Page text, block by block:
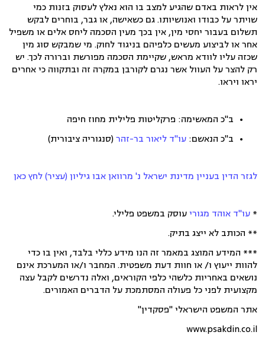
אין לראות באדם שהגיע למצב בו הוא נאלץ לעסוק בזנות כמי
שויתר על כבודו ואנושיותו. גם כשאישה, או גבר, בוחרים לבקש
תשלום בעבור יחסי מין, אין בכך מעין הסכמה ליחס אלים או משפיל
אחר או לביצוע מעשים כלפיהם בניגוד לחוק. מי שמבקש סוג מין
שכזה עליו לוודא מראש, שקיימת הסכמה מפורשת וברורה לכך. יש
רק להצר על העוול אשר נגרם לקורבן במקרה זה ובתקווה כי אחרים
יראו ויראו.
ב"כ המאשימה: פרקליטות פלילית מחוז חיפה
ב"כ הנאשם: עו"ד ליאור בר-זהר(סנגוריה ציבורית)
לגזר הדין בעניין מדינת ישראל נ' מרוואן אבו גיליון (עציר) לחץ כאן
* עו"ד אוהד מגוריעוסק במשפט פלילי.
** הכותב לא ייצג בתיק.
*** המידע המוצג במאמר זה הנו מידע כללי בלבד, ואין בו כדי
להוות ייעוץ ו/ או חוות דעת משפטית. המחבר ו/או המערכת אינם
נושאים באחריות כלשהי כלפי הקוראים, ואלה נדרשים לקבל עצה
מקצועית לפני כל פעולה המסתמכת על הדברים האמורים.
אתר המשפט הישראלי "פסקדין"
www.psakdin.co.il